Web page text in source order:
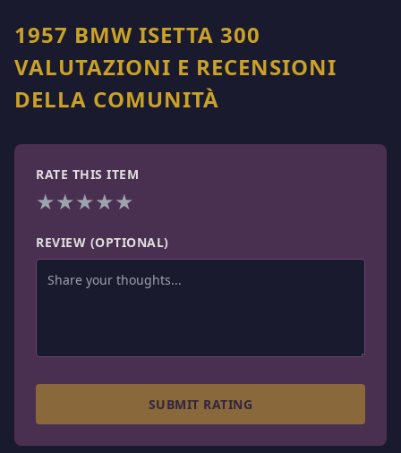
1957 BMW ISETTA 300
VALUTAZIONI E RECENSIONI
DELLA COMUNITÀ
RATE THIS ITEM
★★★★★
REVIEW (OPTIONAL)
SUBMIT RATING